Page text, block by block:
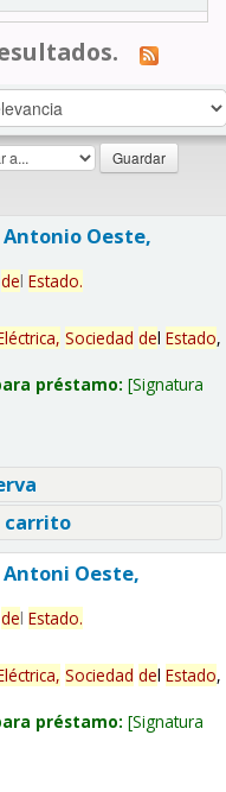
Oeste,
del Estado.
Sociedad del Estado,
préstamo: Signatura
carrito
Oeste,
del Estado.
Sociedad del Estado,
préstamo: Signatura